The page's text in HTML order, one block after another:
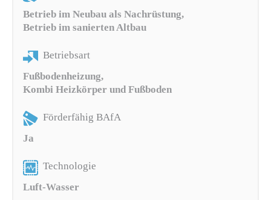
Betrieb im Neubau als Nachrüstung,
Betrieb im sanierten Altbau
Betriebsart
Fußbodenheizung,
Kombi Heizkörper und Fußboden
Förderfähig BAfA
Ja
Technologie
Luft-Wasser